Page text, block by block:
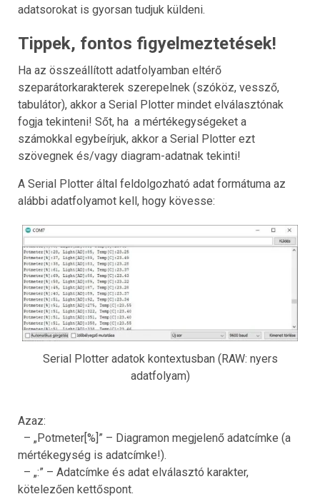
adatsorokat is gyorsan tudjuk küldeni.
Tippek, fontos figyelmeztetések!
Ha az összeállított adatfolyamban eltérő
szeparátorkarakterek szerepelnek (szóköz, vessző,
tabulátor), akkor a Serial Plotter mindet elválasztónak
fogja tekinteni! Sőt, ha a mértékegységeket a
számokkal egybeírjuk, akkor a Serial Plotter ezt
szövegnek és/vagy diagram-adatnak tekinti!
A Serial Plotter által feldolgozható adat formátuma az
alábbi adatfolyamot kell, hogy kövesse:
Serial Plotter adatok kontextusban (RAW: nyers
adatfolyam)
Azaz:
– „Potmeter[%]” – Diagramon megjelenő adatcímke (a
mértékegység is adatcímke!).
– „:” – Adatcímke és adat elválasztó karakter,
kötelezően kettőspont.